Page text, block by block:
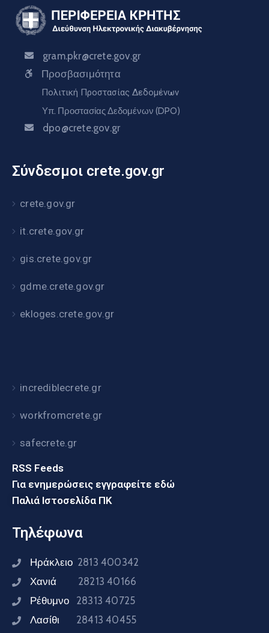
gram.pkr@crete.gov.gr
Προσβασιμότητα
Πολιτική Προστασίας Δεδομένων
Υπ. Προστασίας Δεδομένων (DPO)
dpo@crete.gov.gr
Σύνδεσμοι crete.gov.gr
crete.gov.gr
it.crete.gov.gr
gis.crete.gov.gr
gdme.crete.gov.gr
ekloges.crete.gov.gr
incrediblecrete.gr
workfromcrete.gr
safecrete.gr
RSS Feeds
Για ενημερώσεις εγγραφείτε εδώ
Παλιά Ιστοσελίδα ΠΚ
Τηλέφωνα
Ηράκλειο 2813 400342
Χανιά 28213 40166
Ρέθυμνο 28313 40725
Λασίθι 28413 40455